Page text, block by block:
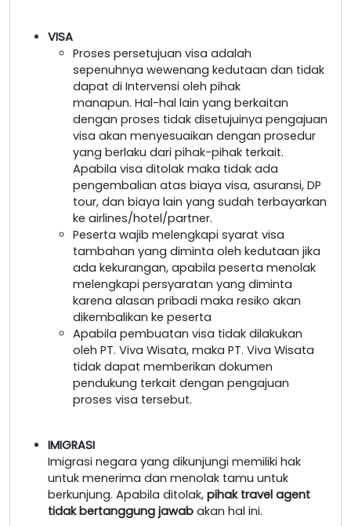
VISA
Proses persetujuan visa adalah
sepenuhnya wewenang kedutaan dan tidak
dapat di Intervensi oleh pihak
manapun. Hal-hal lain yang berkaitan
dengan proses tidak disetujuinya pengajuan
visa akan menyesuaikan dengan prosedur
yang berlaku dari pihak-pihak terkait.
Apabila visa ditolak maka tidak ada
pengembalian atas biaya visa, asuransi, DP
tour, dan biaya lain yang sudah terbayarkan
ke airlines/hotel/partner.
Peserta wajib melengkapi syarat visa
tambahan yang diminta oleh kedutaan jika
ada kekurangan, apabila peserta menolak
melengkapi persyaratan yang diminta
karena alasan pribadi maka resiko akan
dikembalikan ke peserta
Apabila pembuatan visa tidak dilakukan
oleh PT. Viva Wisata, maka PT. Viva Wisata
tidak dapat memberikan dokumen
pendukung terkait dengan pengajuan
proses visa tersebut.
IMIGRASI
Imigrasi negara yang dikunjungi memiliki hak
untuk menerima dan menolak tamu untuk
berkunjung. Apabila ditolak, pihak travel agent
tidak bertanggung jawab akan hal ini.